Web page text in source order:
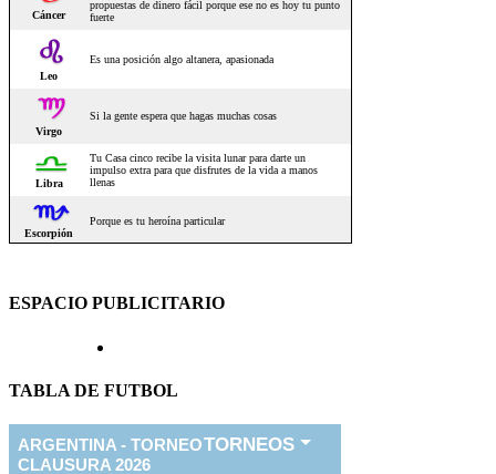
ESPACIO PUBLICITARIO
TABLA DE FUTBOL